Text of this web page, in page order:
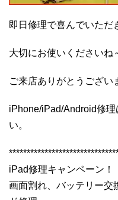
即日修理で喜んでいただ
大切にお使いくださいね
ご来店ありがとうござい
iPhone/iPad/Android修
い。
iPad修理キャンペーン！
画面割れ、バッテリー交